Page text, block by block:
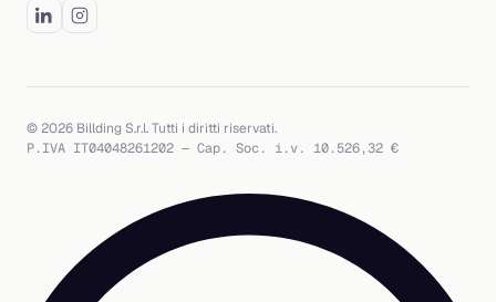
© 2026 Billding S.r.l. Tutti i diritti riservati.
P.IVA IT04048261202 — Cap. Soc. i.v. 10.526,32 €